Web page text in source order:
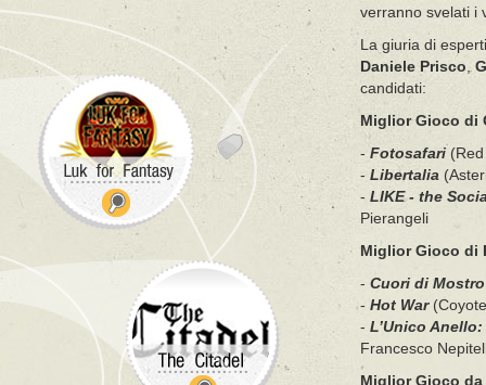
verranno svelati i
La giuria di
Daniele Prisco,
candidati:
Miglior Gioco di
- Fotosafari
- Libertalia
- LIKE - the
Pierangeli
Miglior Gioco di
- Cuori di Mostro
- Hot War
- L’Unico
Francesco
Miglior Gioco